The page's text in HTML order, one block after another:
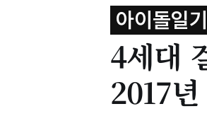
아이돌일기
4세대
2017년